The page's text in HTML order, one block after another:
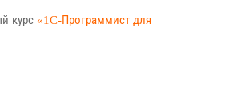
курс «1C-Программист для